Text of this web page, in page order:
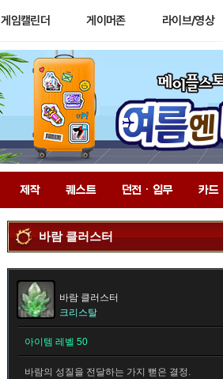
게임캘린더 게이머존 라이브/영상
제작 퀘스트 던전 · 임무 카드
바람 클러스터
바람 클러스터
크리스탈
아이템 레벨 50
바람의 성질을 전달하는 가지 뻗은 결정.